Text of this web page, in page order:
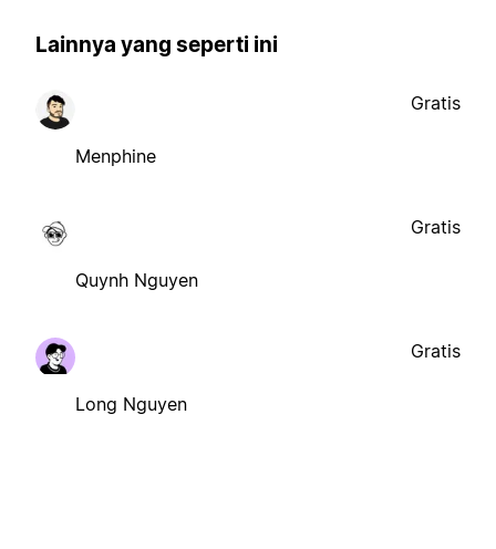
Lainnya yang seperti ini
Menphine
Gratis
Quynh Nguyen
Gratis
Long Nguyen
Gratis